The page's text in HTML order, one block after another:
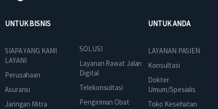
UNTUK BISNIS
SIAPA YANG KAMI
LAYANI
Perusahaan
Asuransi
Jaringan Mitra
SOLUSI
Layanan Rawat Jalan
Digital
Telekonsultasi
Pengiriman Obat
UNTUK ANDA
LAYANAN PASIEN
Konsultasi
Dokter
Umum/Spesialis
Toko Kesehatan